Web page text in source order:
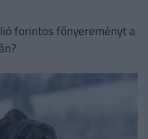
forintos főnyereményt a